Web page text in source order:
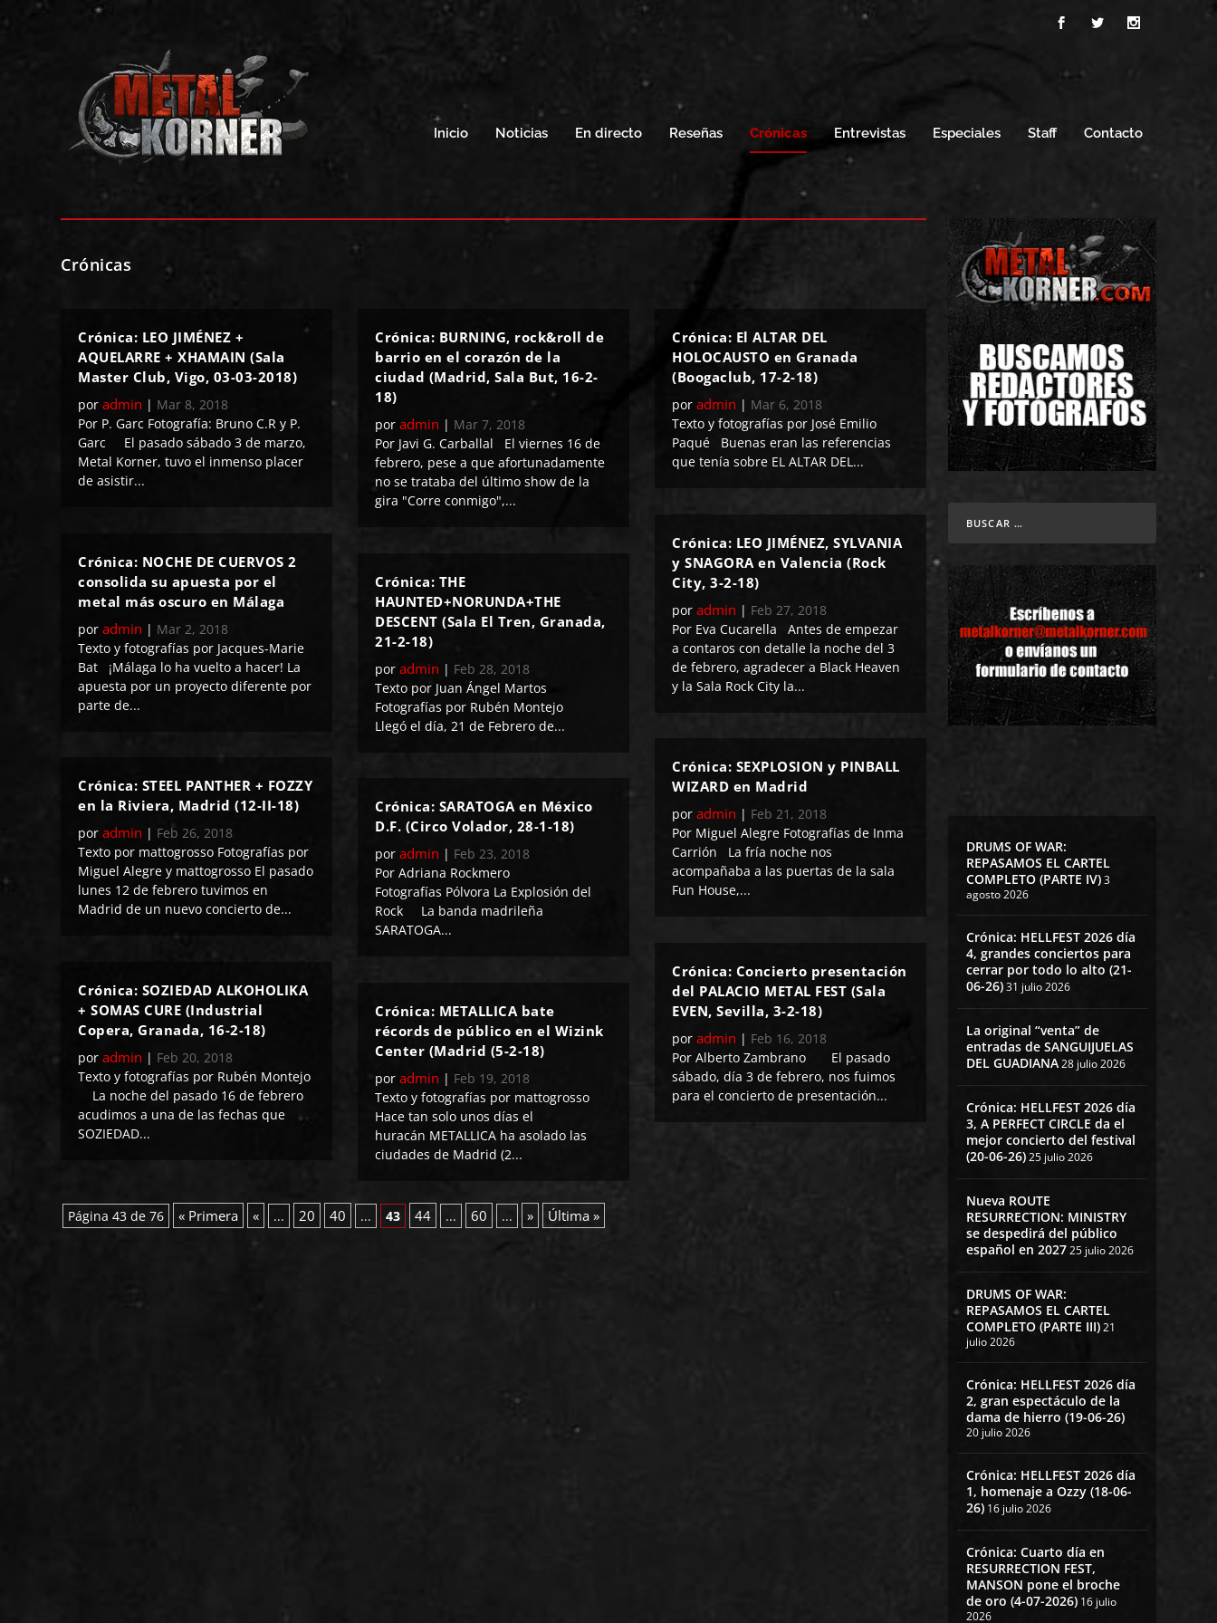
Inicio Noticias En directo Reseñas Crónicas Entrevistas Especiales Staff Contacto
Crónicas
Crónica: LEO JIMÉNEZ +
AQUELARRE + XHAMAIN (Sala
Master Club, Vigo, 03-03-2018)
poradmin | Mar 8, 2018
Por P. Garc Fotografía: Bruno C.R y P.
Garc El pasado sábado 3 de marzo,
Metal Korner, tuvo el inmenso placer
de asistir...
Crónica: NOCHE DE CUERVOS 2
consolida su apuesta por el
metal más oscuro en Málaga
poradmin | Mar 2, 2018
Texto y fotografías por Jacques-Marie
Bat ¡Málaga lo ha vuelto a hacer! La
apuesta por un proyecto diferente por
parte de...
Crónica: STEEL PANTHER + FOZZY
en la Riviera, Madrid (12-II-18)
poradmin | Feb 26, 2018
Texto por mattogrosso Fotografías por
Miguel Alegre y mattogrosso El pasado
lunes 12 de febrero tuvimos en
Madrid de un nuevo concierto de...
Crónica: SOZIEDAD ALKOHOLIKA
+ SOMAS CURE (Industrial
Copera, Granada, 16-2-18)
poradmin | Feb 20, 2018
Texto y fotografías por Rubén Montejo
La noche del pasado 16 de febrero
acudimos a una de las fechas que
SOZIEDAD...
Crónica: BURNING, rock&roll de
barrio en el corazón de la
ciudad (Madrid, Sala But, 16-2-
18)
poradmin | Mar 7, 2018
Por Javi G. Carballal El viernes 16 de
febrero, pese a que afortunadamente
no se trataba del último show de la
gira "Corre conmigo",...
Crónica: THE
HAUNTED+NORUNDA+THE
DESCENT (Sala El Tren, Granada,
21-2-18)
poradmin | Feb 28, 2018
Texto por Juan Ángel Martos
Fotografías por Rubén Montejo
Llegó el día, 21 de Febrero de...
Crónica: SARATOGA en México
D.F. (Circo Volador, 28-1-18)
poradmin | Feb 23, 2018
Por Adriana Rockmero
Fotografías Pólvora La Explosión del
Rock La banda madrileña
SARATOGA...
Crónica: METALLICA bate
récords de público en el Wizink
Center (Madrid (5-2-18)
poradmin | Feb 19, 2018
Texto y fotografías por mattogrosso
Hace tan solo unos días el
huracán METALLICA ha asolado las
ciudades de Madrid (2...
Crónica: El ALTAR DEL
HOLOCAUSTO en Granada
(Boogaclub, 17-2-18)
poradmin | Mar 6, 2018
Texto y fotografías por José Emilio
Paqué Buenas eran las referencias
que tenía sobre EL ALTAR DEL...
Crónica: LEO JIMÉNEZ, SYLVANIA
y SNAGORA en Valencia (Rock
City, 3-2-18)
poradmin | Feb 27, 2018
Por Eva Cucarella Antes de empezar
a contaros con detalle la noche del 3
de febrero, agradecer a Black Heaven
y la Sala Rock City la...
Crónica: SEXPLOSION y PINBALL
WIZARD en Madrid
poradmin | Feb 21, 2018
Por Miguel Alegre Fotografías de Inma
Carrión La fría noche nos
acompañaba a las puertas de la sala
Fun House,...
Crónica: Concierto presentación
del PALACIO METAL FEST (Sala
EVEN, Sevilla, 3-2-18)
poradmin | Feb 16, 2018
Por Alberto Zambrano El pasado
sábado, día 3 de febrero, nos fuimos
para el concierto de presentación...
Página 43 de 76 « Primera « ... 20 40 ... 43 44 ... 60 ... » Última »
DRUMS OF WAR:
REPASAMOS EL CARTEL
COMPLETO (PARTE IV)3
agosto 2026
Crónica: HELLFEST 2026 día
4, grandes conciertos para
cerrar por todo lo alto (21-
06-26)31 julio 2026
La original “venta” de
entradas de SANGUIJUELAS
DEL GUADIANA28 julio 2026
Crónica: HELLFEST 2026 día
3, A PERFECT CIRCLE da el
mejor concierto del festival
(20-06-26)25 julio 2026
Nueva ROUTE
RESURRECTION: MINISTRY
se despedirá del público
español en 202725 julio 2026
DRUMS OF WAR:
REPASAMOS EL CARTEL
COMPLETO (PARTE III)21
julio 2026
Crónica: HELLFEST 2026 día
2, gran espectáculo de la
dama de hierro (19-06-26)
20 julio 2026
Crónica: HELLFEST 2026 día
1, homenaje a Ozzy (18-06-
26) 16 julio 2026
Crónica: Cuarto día en
RESURRECTION FEST,
MANSON pone el broche
de oro (4-07-2026) 16 julio
2026